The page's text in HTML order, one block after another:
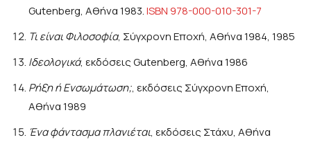
Gutenberg, Αθήνα 1983.ISBN 978-000-010-301-7
Τι είναι Φιλοσοφία, Σύγχρονη Εποχή, Αθήνα 1984, 1985
Ιδεολογικά, εκδόσεις Gutenberg, Αθήνα 1986
Ρήξη ή Ενσωμάτωση;, εκδόσεις Σύγχρονη Εποχή,
Αθήνα 1989
Ένα φάντασμα πλανιέται, εκδόσεις Στάχυ, Αθήνα